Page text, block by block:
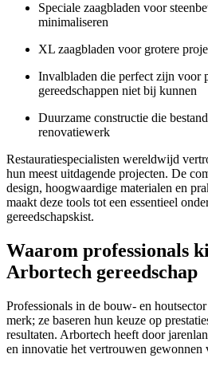
Speciale zaagbladen voor
minimaliseren
XL zaagbladen voor grotere
Invalbladen die perfect zijn voor
gereedschappen niet bij kunnen
Duurzame constructie die
renovatiewerk
Restauratiespecialisten wereldwijd
hun meest uitdagende projecten. De
design, hoogwaardige materialen en
maakt deze tools tot een essentieel
gereedschapskist.
Waarom professionals
Arbortech gereedschap
Professionals in de bouw- en
merk; ze baseren hun keuze op
resultaten. Arbortech heeft door
en innovatie het vertrouwen gewonnen